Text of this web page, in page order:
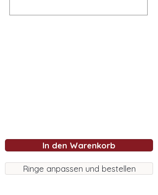
In den Warenkorb
Ringe anpassen und bestellen